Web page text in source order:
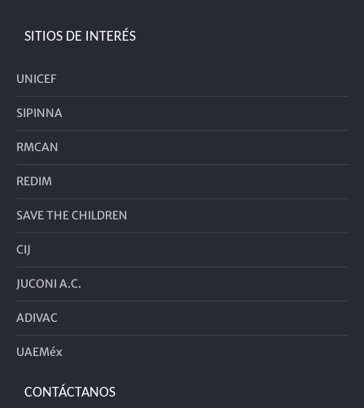
SITIOS DE INTERÉS
UNICEF
SIPINNA
RMCAN
REDIM
SAVE THE CHILDREN
CIJ
JUCONI A.C.
ADIVAC
UAEMéx
CONTÁCTANOS